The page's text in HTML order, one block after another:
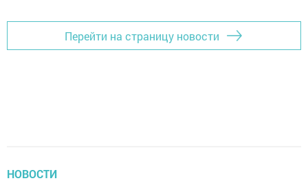
Перейти на страницу новости
НОВОСТИ